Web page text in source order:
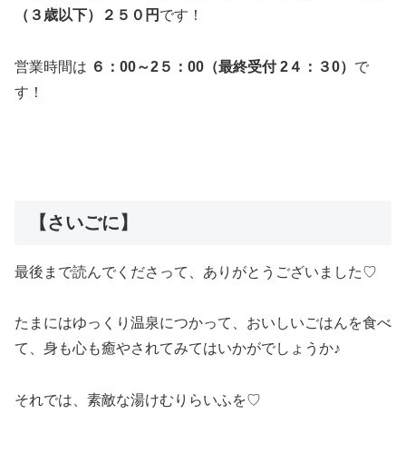
（３歳以下）２５０円 です！
営業時間は ６：00～2５：00（最終受付 2４：３0） で
す！
【さいごに】
最後まで読んでくださって、ありがとうございました♡
たまにはゆっくり温泉につかって、おいしいごはんを食べ
て、身も心も癒やされてみてはいかがでしょうか♪
それでは、素敵な湯けむりらいふを♡